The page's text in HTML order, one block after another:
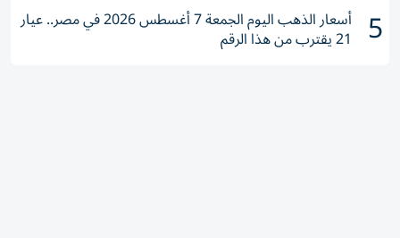
5 أسعار الذهب اليوم الجمعة 7 أغسطس 2026 في مصر.. عيار
21 يقترب من هذا الرقم